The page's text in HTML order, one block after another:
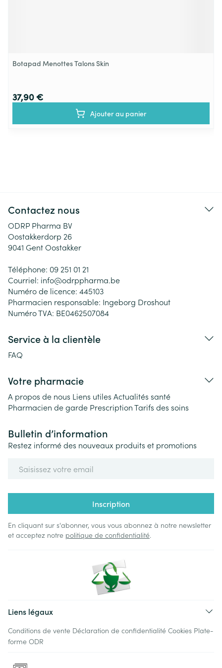
Botapad Menottes Talons Skin
37,90 €
Ajouter au panier
Contactez nous
ODRP Pharma BV
Oostakkerdorp 26
9041 Gent Oostakker
Téléphone: 09 251 01 21
Courriel: info@odrppharma.be
Numéro de licence: 445103
Pharmacien responsable: Ingeborg Droshout
Numéro TVA: BE0462507084
Service à la clientèle
FAQ
Votre pharmacie
A propos de nous Liens utiles Actualités santé
Pharmacien de garde PrescriptionTarifs des soins
Bulletin d’information
Restez informé des nouveaux produits et promotions
Inscription
En cliquant sur s'abonner, vous vous abonnez à notre newsletter
et acceptez notre politique de confidentialité.
Liens légaux
Conditions de vente Déclaration de confidentialité Cookies Plate-
forme ODR